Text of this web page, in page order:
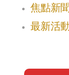
焦點新聞
最新活